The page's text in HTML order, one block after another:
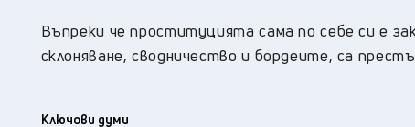
Въпреки че проституцията сама по себе си е
склоняване, сводничество и бордеите, са
Ключови думи